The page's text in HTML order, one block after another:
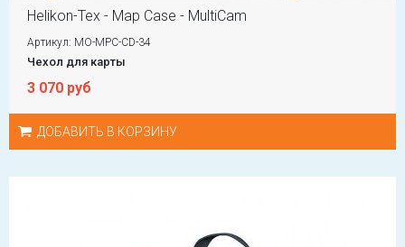
Helikon-Tex - Map Case - MultiCam
Артикул: MO-MPC-CD-34
Чехол для карты
3 070 руб
ДОБАВИТЬ В КОРЗИНУ